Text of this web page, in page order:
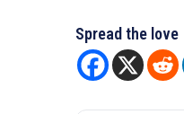
Spread the love